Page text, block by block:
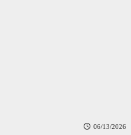
06/13/2026